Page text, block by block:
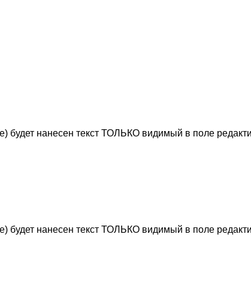
будет нанесен текст ТОЛЬКО видимый в поле
будет нанесен текст ТОЛЬКО видимый в поле